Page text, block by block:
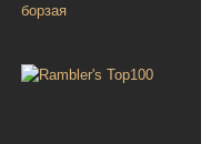
борзая